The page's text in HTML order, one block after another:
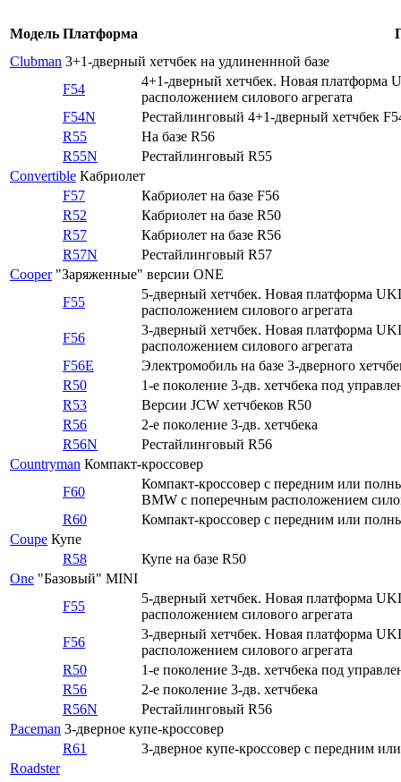
Модель Платформа
Clubman 3+1-дверный хетчбек на удлиненнной базе
F54
4+1-дверный хетчбек. Новая платформа
расположением силового агрегата
F54N
Рестайлинговый 4+1-дверный хетчбек
R55
На базе R56
R55N
Рестайлинговый R55
Convertible Кабриолет
F57
Кабриолет на базе F56
R52
Кабриолет на базе R50
R57
Кабриолет на базе R56
R57N
Рестайлинговый R57
Cooper"Заряженные" версии ONE
F55
5-дверный хетчбек. Новая платформа
расположением силового агрегата
F56
3-дверный хетчбек. Новая платформа
расположением силового агрегата
F56E
Электромобиль на базе 3-дверного
R50
1-е поколение 3-дв. хетчбека под
R53
Версии JСW хетчбеков R50
R56
2-е поколение 3-дв. хетчбека
R56N
Рестайлинговый R56
Countryman Компакт-кроссовер
F60
Компакт-кроссовер с передним или
BMW с поперечным расположением
R60
Компакт-кроссовер с передним или
Coupe Купе
R58
Купе на базе R50
One "Базовый" MINI
F55
5-дверный хетчбек. Новая платформа
расположением силового агрегата
F56
3-дверный хетчбек. Новая платформа
расположением силового агрегата
R50
1-е поколение 3-дв. хетчбека под
R56
2-е поколение 3-дв. хетчбека
R56N
Рестайлинговый R56
Paceman 3-дверное купе-кроссовер
R61
3-дверное купе-кроссовер с передним
Roadster